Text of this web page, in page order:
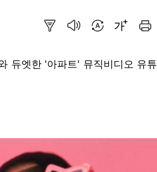
듀엣한 '아파트' 뮤직비디오 유튜